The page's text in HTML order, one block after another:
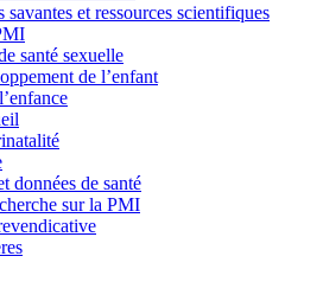
savantes et ressources scientifiques
santé sexuelle
de l’enfant
données de santé
sur la PMI